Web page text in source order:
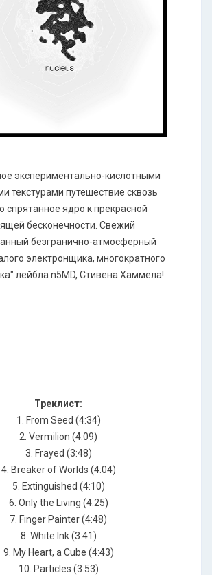
экспериментально-кислотными
текстурами путешествие сквозь
спрятанное ядро к прекрасной
бесконечности. Свежий
безгранично-атмосферный
электронщика, многократного
лейбла n5MD, Стивена Хаммела!
Треклист:
1. From Seed (4:34)
2. Vermilion (4:09)
3. Frayed (3:48)
4. Breaker of Worlds (4:04)
5. Extinguished (4:10)
6. Only the Living (4:25)
7. Finger Painter (4:48)
8. White Ink (3:41)
9. My Heart, a Cube (4:43)
10. Particles (3:53)